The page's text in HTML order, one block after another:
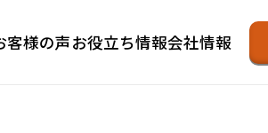
客様の声お役立ち情報会社情報